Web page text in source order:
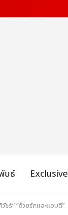
นธ์ Exclusive
ร์” “ด้วยรักและแอบดี”